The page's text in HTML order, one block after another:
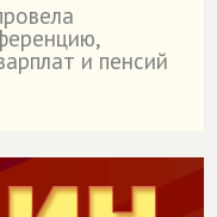
и пенсий